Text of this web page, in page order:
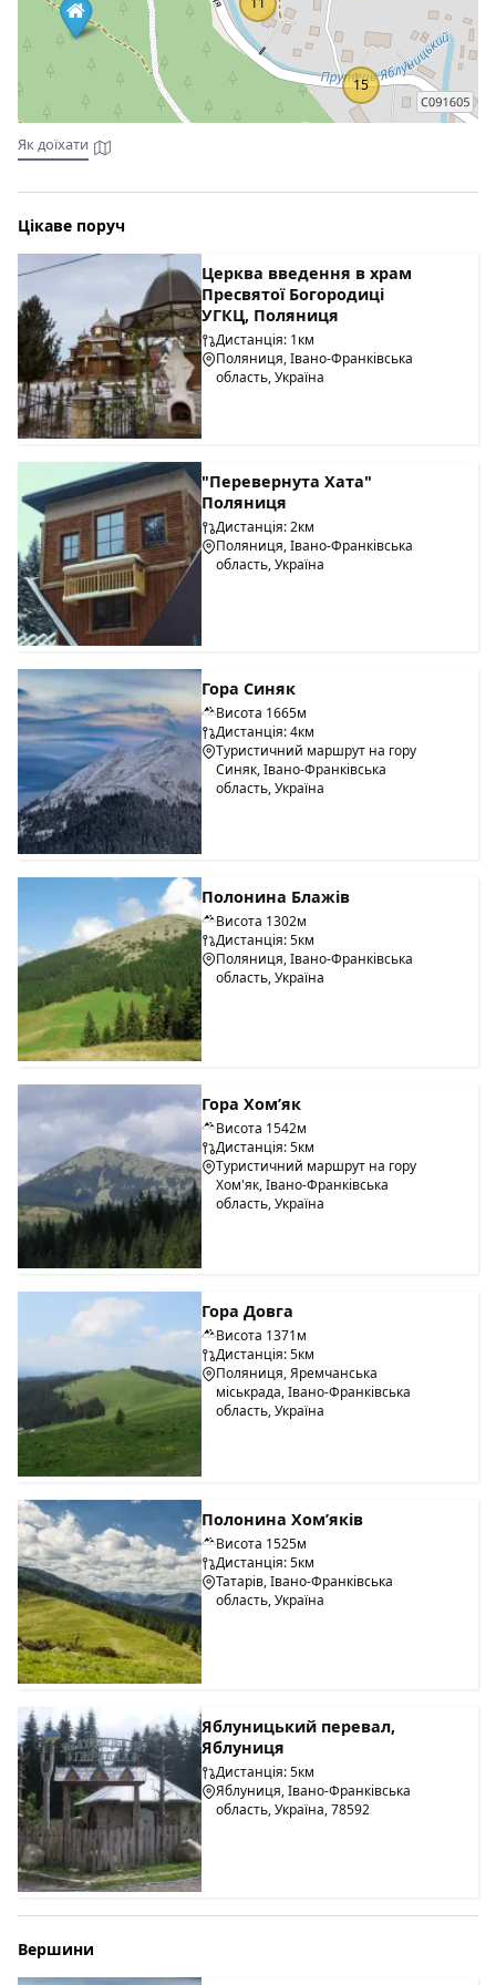
15
Як доїхати
Цікаве поруч
Церква введення в храм
Пресвятої Богородиці
УГКЦ, Поляниця
Дистанція: 1км
Поляниця, Івано-Франківська
область, Україна
"Перевернута Хата"
Поляниця
Дистанція: 2км
Поляниця, Івано-Франківська
область, Україна
Гора Синяк
Висота 1665м
Дистанція: 4км
Туристичний маршрут на гору
Синяк, Івано-Франківська
область, Україна
Полонина Блажів
Висота 1302м
Дистанція: 5км
Поляниця, Івано-Франківська
область, Україна
Гора Хом’як
Висота 1542м
Дистанція: 5км
Туристичний маршрут на гору
Хом'як, Івано-Франківська
область, Україна
Гора Довга
Висота 1371м
Дистанція: 5км
Поляниця, Яремчанська
міськрада, Івано-Франківська
область, Україна
Полонина Хом’яків
Висота 1525м
Дистанція: 5км
Татарів, Івано-Франківська
область, Україна
Яблуницький перевал,
Яблуниця
Дистанція: 5км
Яблуниця, Івано-Франківська
область, Україна, 78592
Вершини